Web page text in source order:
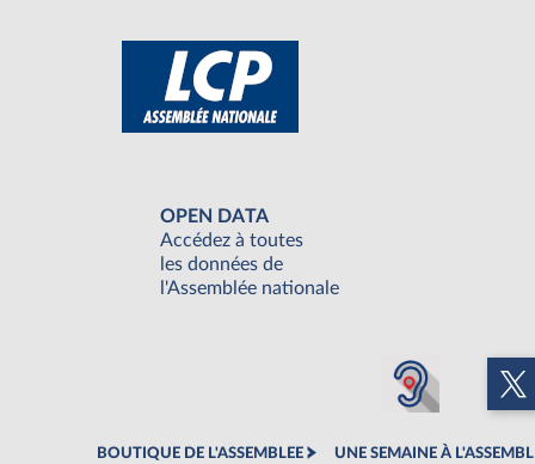
OPEN DATA
Accédez à toutes
les données de
l'Assemblée nationale
BOUTIQUE DE L'ASSEMBLEE UNE SEMAINE À